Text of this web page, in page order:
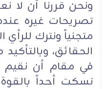
ونحن قررنا أن لا
تصريحات غيره
متجنياً ونترك
الحقائق،
في مقام أن نقيم
نسكت أحداً